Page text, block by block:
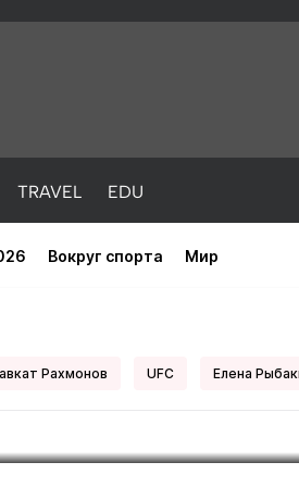
TRAVEL EDU
Вокруг спорта Мир
Рахмонов UFC Елена
удивил